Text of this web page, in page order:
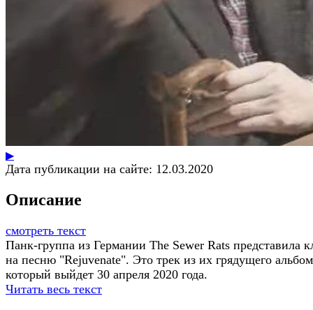
▶
Дата публикации на сайте: 12.03.2020
Описание
смотреть текст
Панк-группа из Германии The Sewer Rats представила
на песню "Rejuvenate". Это трек из их грядущего
который выйдет 30 апреля 2020 года.
Читать весь текст